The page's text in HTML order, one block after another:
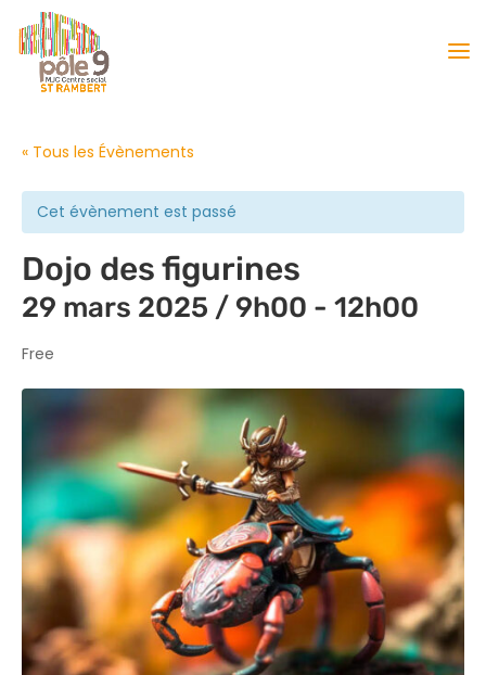
« Tous les Évènements
Cet évènement est passé
Dojo des figurines
29 mars 2025 / 9h00 - 12h00
Free